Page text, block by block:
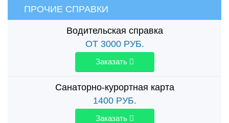
ПРОЧИЕ СПРАВКИ
Водительская справка
ОТ 3000РУБ.
Заказать
Санаторно-курортная карта
1400РУБ.
Заказать